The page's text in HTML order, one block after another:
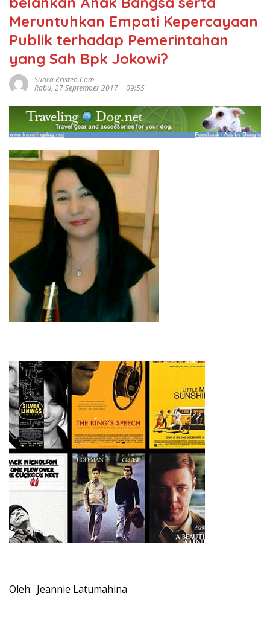
Meruntuhkan Empati Kepercayaan
Publik terhadap Pemerintahan
yang Sah Bpk Jokowi?
Suara Kristen.com
Rabu, 27 September 2017 | 09:55
Oleh: Jeannie Latumahina